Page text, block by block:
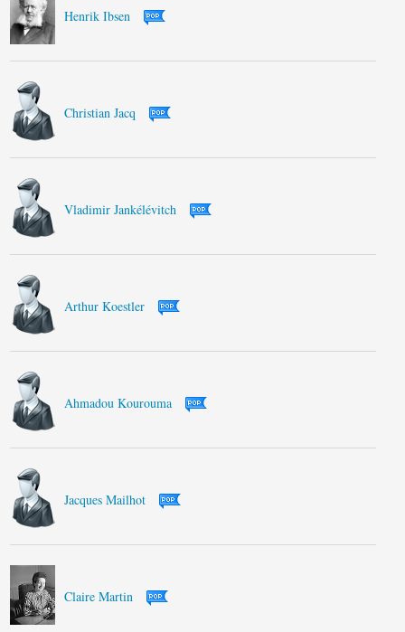
Henrik Ibsen
Christian Jacq
Vladimir Jankélévitch
Arthur Koestler
Ahmadou Kourouma
Jacques Mailhot
Claire Martin